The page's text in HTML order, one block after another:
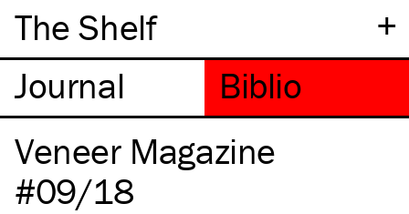
+
The Shelf
Veneer Magazine
#09/18